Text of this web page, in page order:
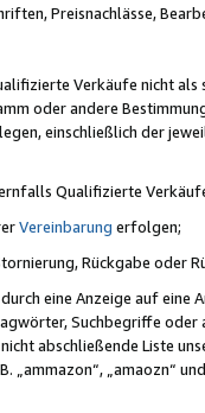
Preisnachlässe,
Verkäufe nicht
oder andere
einschließlich der
Qualifizierte
Vereinbarung erfolgen;
Rückgabe oder
eine Anzeige auf
Suchbegriffe
abschließende Liste
„ammazon“, „amaozn“